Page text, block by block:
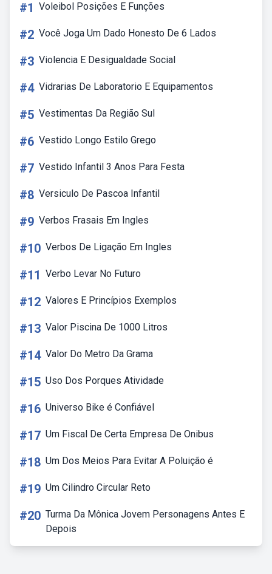
#1 Voleibol Posições E Funções
#2 Você Joga Um Dado Honesto De 6 Lados
#3 Violencia E Desigualdade Social
#4 Vidrarias De Laboratorio E Equipamentos
#5 Vestimentas Da Região Sul
#6 Vestido Longo Estilo Grego
#7 Vestido Infantil 3 Anos Para Festa
#8 Versiculo De Pascoa Infantil
#9 Verbos Frasais Em Ingles
#10 Verbos De Ligação Em Ingles
#11 Verbo Levar No Futuro
#12 Valores E Princípios Exemplos
#13 Valor Piscina De 1000 Litros
#14 Valor Do Metro Da Grama
#15 Uso Dos Porques Atividade
#16 Universo Bike é Confiável
#17 Um Fiscal De Certa Empresa De Onibus
#18 Um Dos Meios Para Evitar A Poluição é
#19 Um Cilindro Circular Reto
#20 Turma Da Mônica Jovem Personagens Antes E
Depois